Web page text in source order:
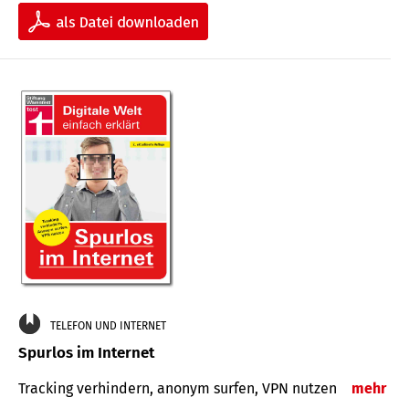
TELEFON UND INTERNET
Spurlos im Internet
Tracking verhindern, anonym surfen, VPN nutzen mehr